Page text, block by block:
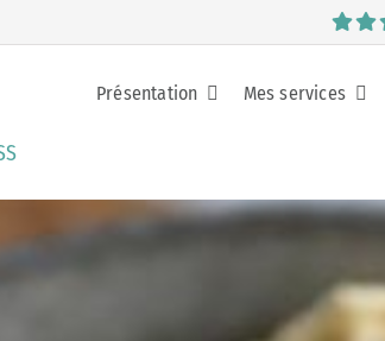
Présentation Mes services